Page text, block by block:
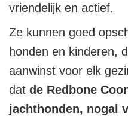
vriendelijk en actief.
Ze kunnen goed
honden en kinderen,
aanwinst voor elk
dat de Redbone
jachthonden, nogal